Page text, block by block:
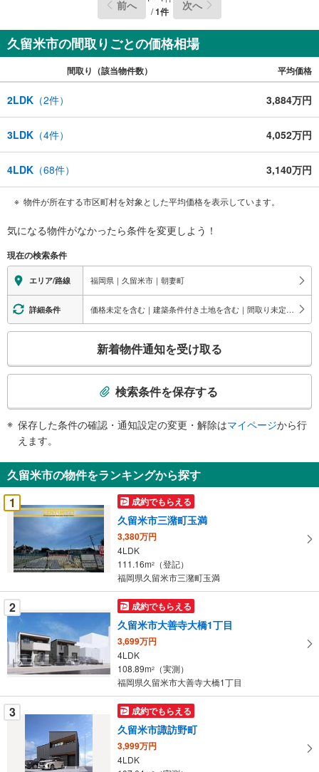
ーーーーーーーー※必ずYahoo！ JAPAN IDでログインして
ーーー
前へ
/1件 次へ
久留米市の間取りごとの価格相場
間取り（該当物件数） 平均価格
2LDK （2件） 3,884万円
3LDK （4件） 4,052万円
4LDK （68件） 3,140万円
物件が所在する市区町村を対象とした平均価格を表示しています。
気になる物件がなかったら条件を変更しよう！
現在の検索条件
エリア/路線 福岡県｜久留米市｜朝妻町
詳細条件 価格未定を含む｜建築条件付き土地を含む｜間取り未定を含む
検
知
を
受
け
る
・
条
件
を
マ
イ
ー
に
保
新着物件通知を受け取る
検索条件を保存する
保存した条件の確認・通知設定の変更・解除はマイページから行
えます。
久留米市の物件をランキングから探す
1
成約でもらえる
久留米市三潴町玉満
3,380万円
4LDK
111.16m2
（登記）
福岡県久留米市三潴町玉満
2 成約でもらえる
久留米市大善寺大橋1丁目
3,699万円
4LDK
108.89m2
（実測）
福岡県久留米市大善寺大橋1丁目
3 成約でもらえる
久留米市諏訪野町
3,999万円
4LDK